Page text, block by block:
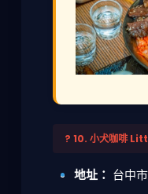
? 10. 小犬咖啡
地址： 台中